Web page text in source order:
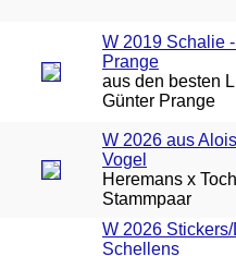
W 2019 Schalie
Prange
aus den besten
Günter Prange
W 2026 aus
Vogel
Heremans x
Stammpaar
W 2026
Schellens